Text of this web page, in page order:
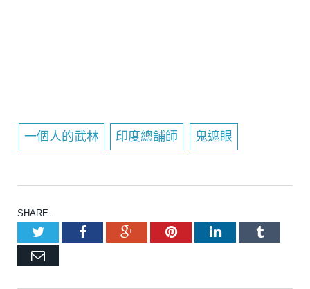
一個人的武林 印度總舖師 鬼遮眼
SHARE.
TwitterFacebookGoogle+PinterestLinkedInTumblr
Email